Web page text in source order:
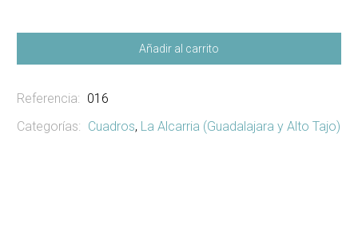
Añadir al carrito
Referencia: 016
Categorías: Cuadros, La Alcarria (Guadalajara y Alto Tajo)